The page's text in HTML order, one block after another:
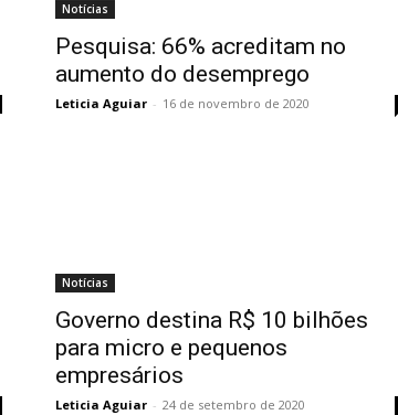
Notícias
Pesquisa: 66% acreditam no
aumento do desemprego
Leticia Aguiar - 16 de novembro de 2020
Notícias
Governo destina R$ 10 bilhões
para micro e pequenos
empresários
Leticia Aguiar - 24 de setembro de 2020